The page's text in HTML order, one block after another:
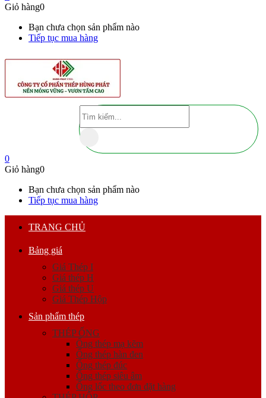
Giỏ hàng0
Bạn chưa chọn sản phẩm nào
Tiếp tục mua hàng
0
Giỏ hàng0
Bạn chưa chọn sản phẩm nào
Tiếp tục mua hàng
TRANG CHỦ
Bảng giá
Giá Thép I
Giá thép H
Giá thép U
Giá Thép Hộp
Sản phẩm thép
THÉP ỐNG
Ống thép mạ kẽm
Ống thép hàn đen
Ống thép đúc
Ống thép siêu âm
Ống lốc theo đơn đặt hàng